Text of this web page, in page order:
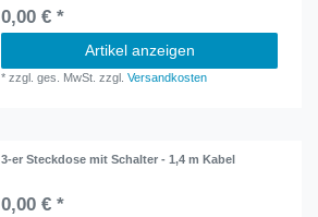
0,00 € *
Artikel anzeigen
*zzgl. ges. MwSt. zzgl.Versandkosten
3-er Steckdose mit Schalter - 1,4 m Kabel
0,00 € *